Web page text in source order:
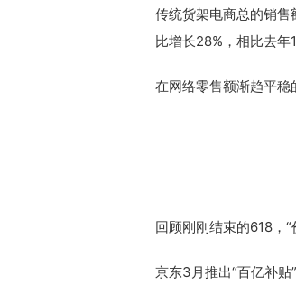
传统货架电商总的销
比增长28%，相比去年
在网络零售额渐趋平稳
回顾刚刚结束的618，“
京东3月推出“百亿补贴